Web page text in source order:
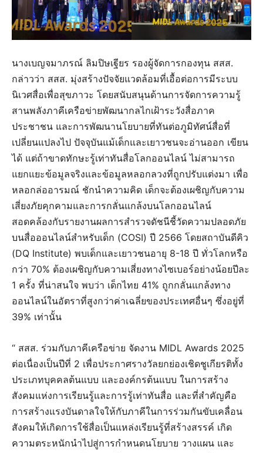
นางเบญจมาภรณ์ ลิมปิษเฐียร รองผู้จัดการกองทุน สสส.
กล่าวว่า สสส. มุ่งสร้างปัจจัยแวดล้อมที่เอื้อต่อการมีระบบ
นิเวศสื่อเพื่อสุขภาวะ โดยสนับสนุนด้านการจัดการความรู้
สานพลังภาคีเครือข่ายพัฒนากลไกเฝ้าระวังสื่อภาค
ประชาชน และการพัฒนานโยบายที่ทันต่อภูมิทัศน์สื่อที่
เปลี่ยนแปลงไป ปัจจุบันแม้เด็กและเยาวชนจะอ่านออก เขียน
ได้ แต่ถ้าขาดทักษะรู้เท่าทันสื่อโลกออนไลน์ ไม่สามารถ
แยกแยะข้อมูลจริงและข้อมูลหลอกลวงที่ถูกปรับแต่งมา เพื่อ
หลอกล่ออารมณ์ ชักนำความคิด เด็กจะต้องเผชิญกับความ
เสี่ยงภัยคุกคามและการกลั่นแกล้งบนโลกออนไลน์
สอดคล้องกับรายงานผลการสำรวจดัชนีชี้วัดความปลอดภัย
บนสื่อออนไลน์สำหรับเด็ก (COSI) ปี 2566 โดยสถาบันดีคิว
(DQ Institute) พบเด็กและเยาวชนอายุ 8-18 ปี ทั่วโลกหรือ
กว่า 70% ต้องเผชิญกับความเสี่ยงทางไซเบอร์อย่างน้อยปีละ
1 ครั้ง ที่น่าสนใจ พบว่า เด็กไทย 41% ถูกกลั่นแกล้งทาง
ออนไลน์ในอัตราที่สูงกว่าค่าเฉลี่ยของประเทศอื่นๆ ซึ่งอยู่ที่
39% เท่านั้น
“ สสส. ร่วมกับภาคีเครือข่าย จัดงาน MIDL Awards 2025
ต่อเนื่องเป็นปีที่ 2 เพื่อประกาศรางวัลยกย่องเชิดชูเกียรติทั้ง
ประเภทบุคคลต้นแบบ และองค์กรต้นแบบ ในการสร้าง
สังคมแห่งการเรียนรู้และการรู้เท่าทันสื่อ และที่สำคัญคือ
การสร้างแรงบันดาลใจให้กับภาคีในการร่วมกันขับเคลื่อน
สังคมให้เกิดการใช้สื่อเป็นแหล่งเรียนรู้ที่สร้างสรรค์ เกิด
ความตระหนักนำไปสู่การกำหนดนโยบาย วางแผน และ